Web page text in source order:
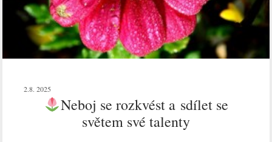
2.8. 2025
Neboj se rozkvést a sdílet se
světem své talenty